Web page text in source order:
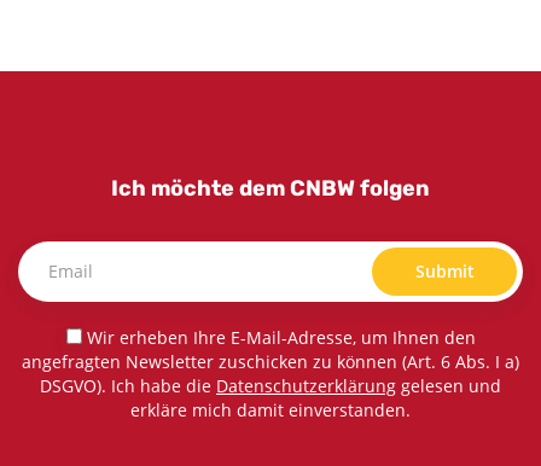
Ich möchte dem CNBW folgen
Submit
Wir erheben Ihre E-Mail-Adresse, um Ihnen den
angefragten Newsletter zuschicken zu können (Art. 6 Abs. I a)
DSGVO). Ich habe die Datenschutzerklärung gelesen und
erkläre mich damit einverstanden.